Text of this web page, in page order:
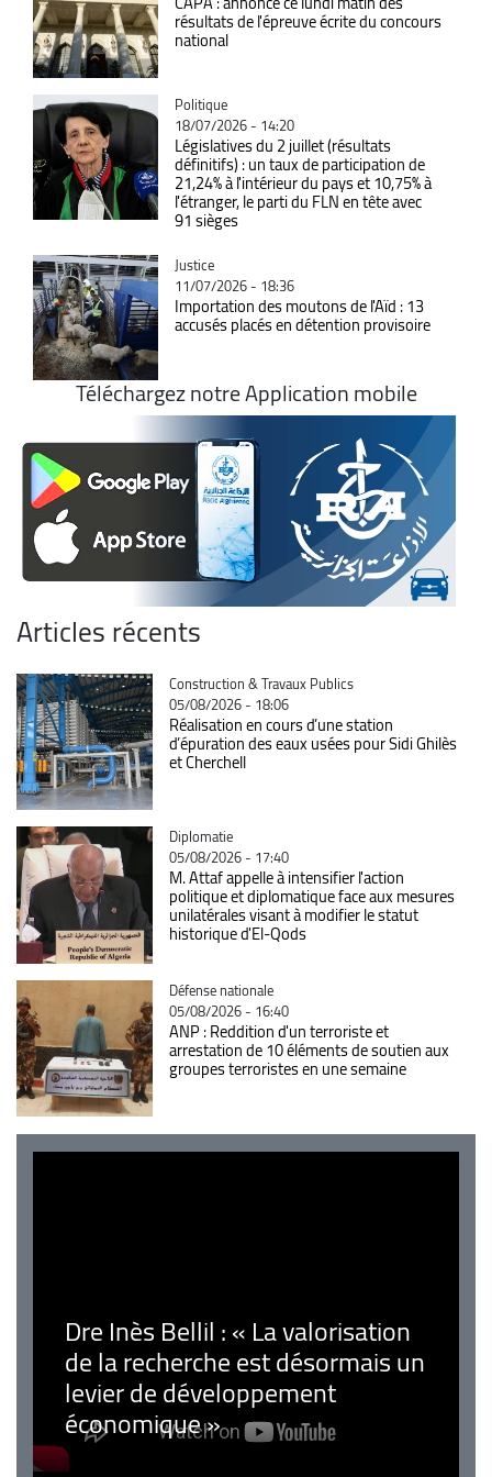
résultats de l'épreuve écrite du concours
national
Catégorie
Politique
18/07/2026 - 14:20
Législatives du 2 juillet (résultats
définitifs) : un taux de participation de
21,24% à l'intérieur du pays et 10,75% à
l'étranger, le parti du FLN en tête avec
91 sièges
Catégorie
Justice
11/07/2026 - 18:36
Importation des moutons de l'Aïd : 13
accusés placés en détention provisoire
Téléchargez notre Application mobile
Articles récents
Catégorie
Construction & Travaux Publics
05/08/2026 - 18:06
Réalisation en cours d’une station
d’épuration des eaux usées pour Sidi Ghilès
et Cherchell
Catégorie
Diplomatie
05/08/2026 - 17:40
M. Attaf appelle à intensifier l'action
politique et diplomatique face aux mesures
unilatérales visant à modifier le statut
historique d'El-Qods
Catégorie
Défense nationale
05/08/2026 - 16:40
ANP : Reddition d'un terroriste et
arrestation de 10 éléments de soutien aux
groupes terroristes en une semaine
Dre Inès Bellil : « La valorisation
de la recherche est désormais un
levier de développement
économique »